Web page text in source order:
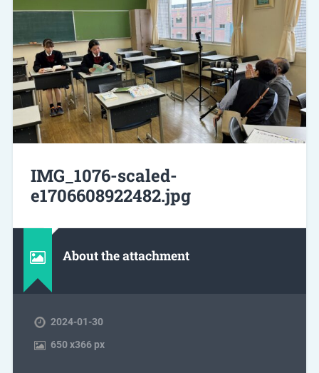
IMG_1076-scaled-
e1706608922482.jpg
About the attachment
2024-01-30
650x366 px